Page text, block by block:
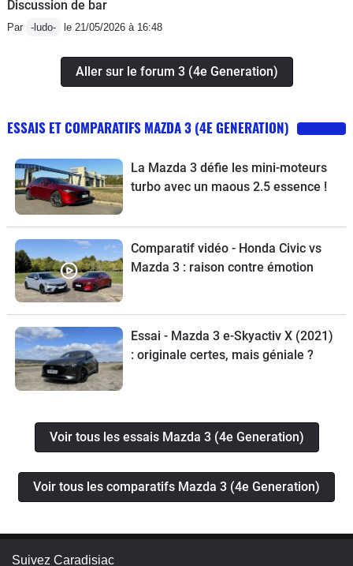
Discussion de bar
Par -ludo- le 21/05/2026 à 16:48
Aller sur le forum 3 (4e Generation)
ESSAIS ET COMPARATIFS MAZDA 3 (4E GENERATION)
La Mazda 3 défie les mini-moteurs
turbo avec un maous 2.5 essence !
Comparatif vidéo - Honda Civic vs
Mazda 3 : raison contre émotion
Essai - Mazda 3 e-Skyactiv X (2021)
: originale certes, mais géniale ?
Voir tous les essais Mazda 3 (4e Generation)
Voir tous les comparatifs Mazda 3 (4e Generation)
Suivez Caradisiac